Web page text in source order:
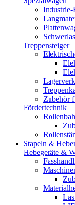
Industrie-
Treppensteiger
Zubehör
Fördertechnik
Stapeln &
Hebegeräte &